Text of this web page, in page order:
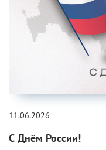
11.06.2026
С Днём России!